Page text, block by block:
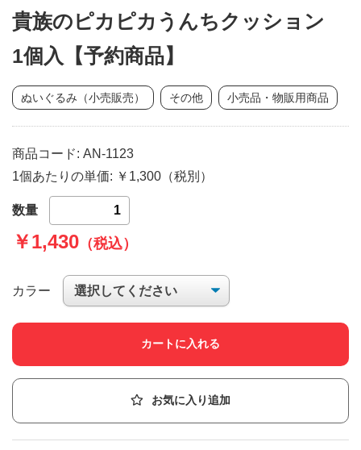
貴族のピカピカうんちクッション
1個入【予約商品】
ぬいぐるみ（小売販売） その他 小売品・物販用商品
商品コード: AN-1123
1個あたりの単価: ￥1,300（税別）
数量
￥1,430 （税込）
カラー
カートに入れる
お気に入り追加